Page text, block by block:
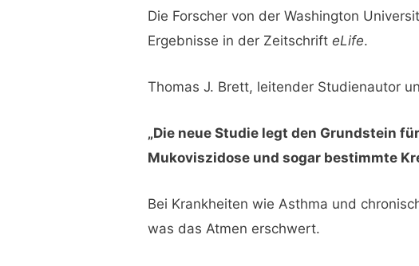
Die Forscher von der Washington
Ergebnisse in der ZeitschrifteLife.
Thomas J. Brett, leitender Studienautor
„Die neue Studie legt den Grundstein
Mukoviszidose und sogar bestimmte
Bei Krankheiten wie Asthma und
was das Atmen erschwert.